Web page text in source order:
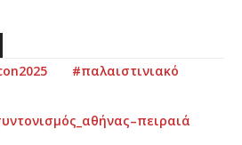
#παλαιστινιακό